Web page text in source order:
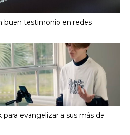
buen testimonio en redes
para evangelizar a sus más de